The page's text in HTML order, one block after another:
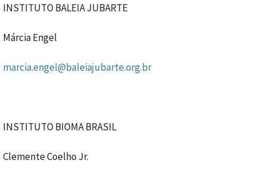
INSTITUTO BALEIA JUBARTE
Márcia Engel
marcia.engel@baleiajubarte.org.br
INSTITUTO BIOMA BRASIL
Clemente Coelho Jr.